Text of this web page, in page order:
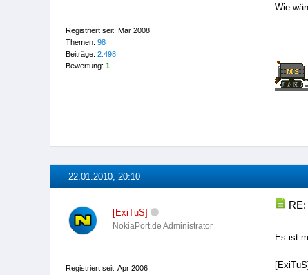
Registriert seit: Mar 2008
Themen: 98
Beiträge: 2.498
Bewertung: 1
Wie
22.01.2010, 20:10
[ExiTuS]
NokiaPort.de Administrator
Registriert seit: Apr 2006
Es ist
[ExiTuS]